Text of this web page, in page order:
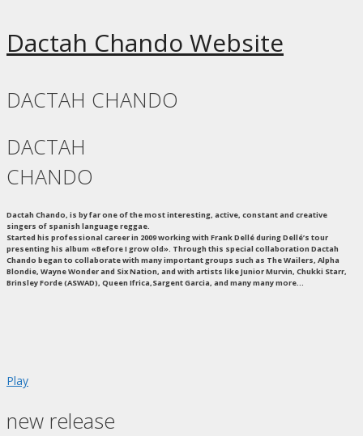
Dactah Chando Website
DACTAH CHANDO
DACTAH
CHANDO
Dactah Chando, is by far one of the most interesting, active, constant and creative
singers of spanish language reggae.
Started his professional career in 2009 working with Frank Delléduring Dellé’s tour
presenting his album «Before I grow old». Through this special collaboration Dactah
Chando began to collaborate with many important groups such as The Wailers, Alpha
Blondie, Wayne Wonder and Six Nation, and with artists like Junior Murvin, Chukki Starr,
Brinsley Forde (ASWAD), Queen Ifrica,Sargent Garcia, and many many more…
Play
new release